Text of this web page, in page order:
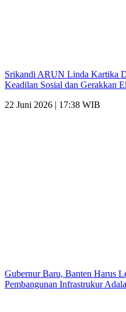
Srikandi ARUN Linda Kartika
Keadilan Sosial dan Gerakkan
22 Juni 2026 | 17:38 WIB
Gubernur Baru, Banten Harus
Pembangunan Infrastrukur